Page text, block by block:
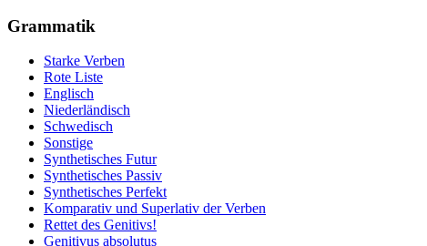
Grammatik
Starke Verben
Rote Liste
Englisch
Niederländisch
Schwedisch
Sonstige
Synthetisches Futur
Synthetisches Passiv
Synthetisches Perfekt
Komparativ und Superlativ der Verben
Rettet des Genitivs!
Genitivus absolutus